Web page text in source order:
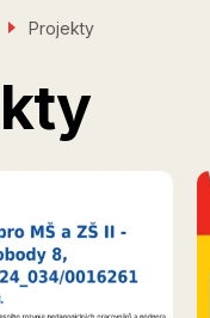
Projekty